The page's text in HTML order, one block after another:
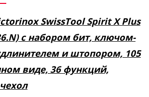
SwissTool Spirit X Plus
с набором бит, ключом-
и штопором, 105
виде, 36 функций,